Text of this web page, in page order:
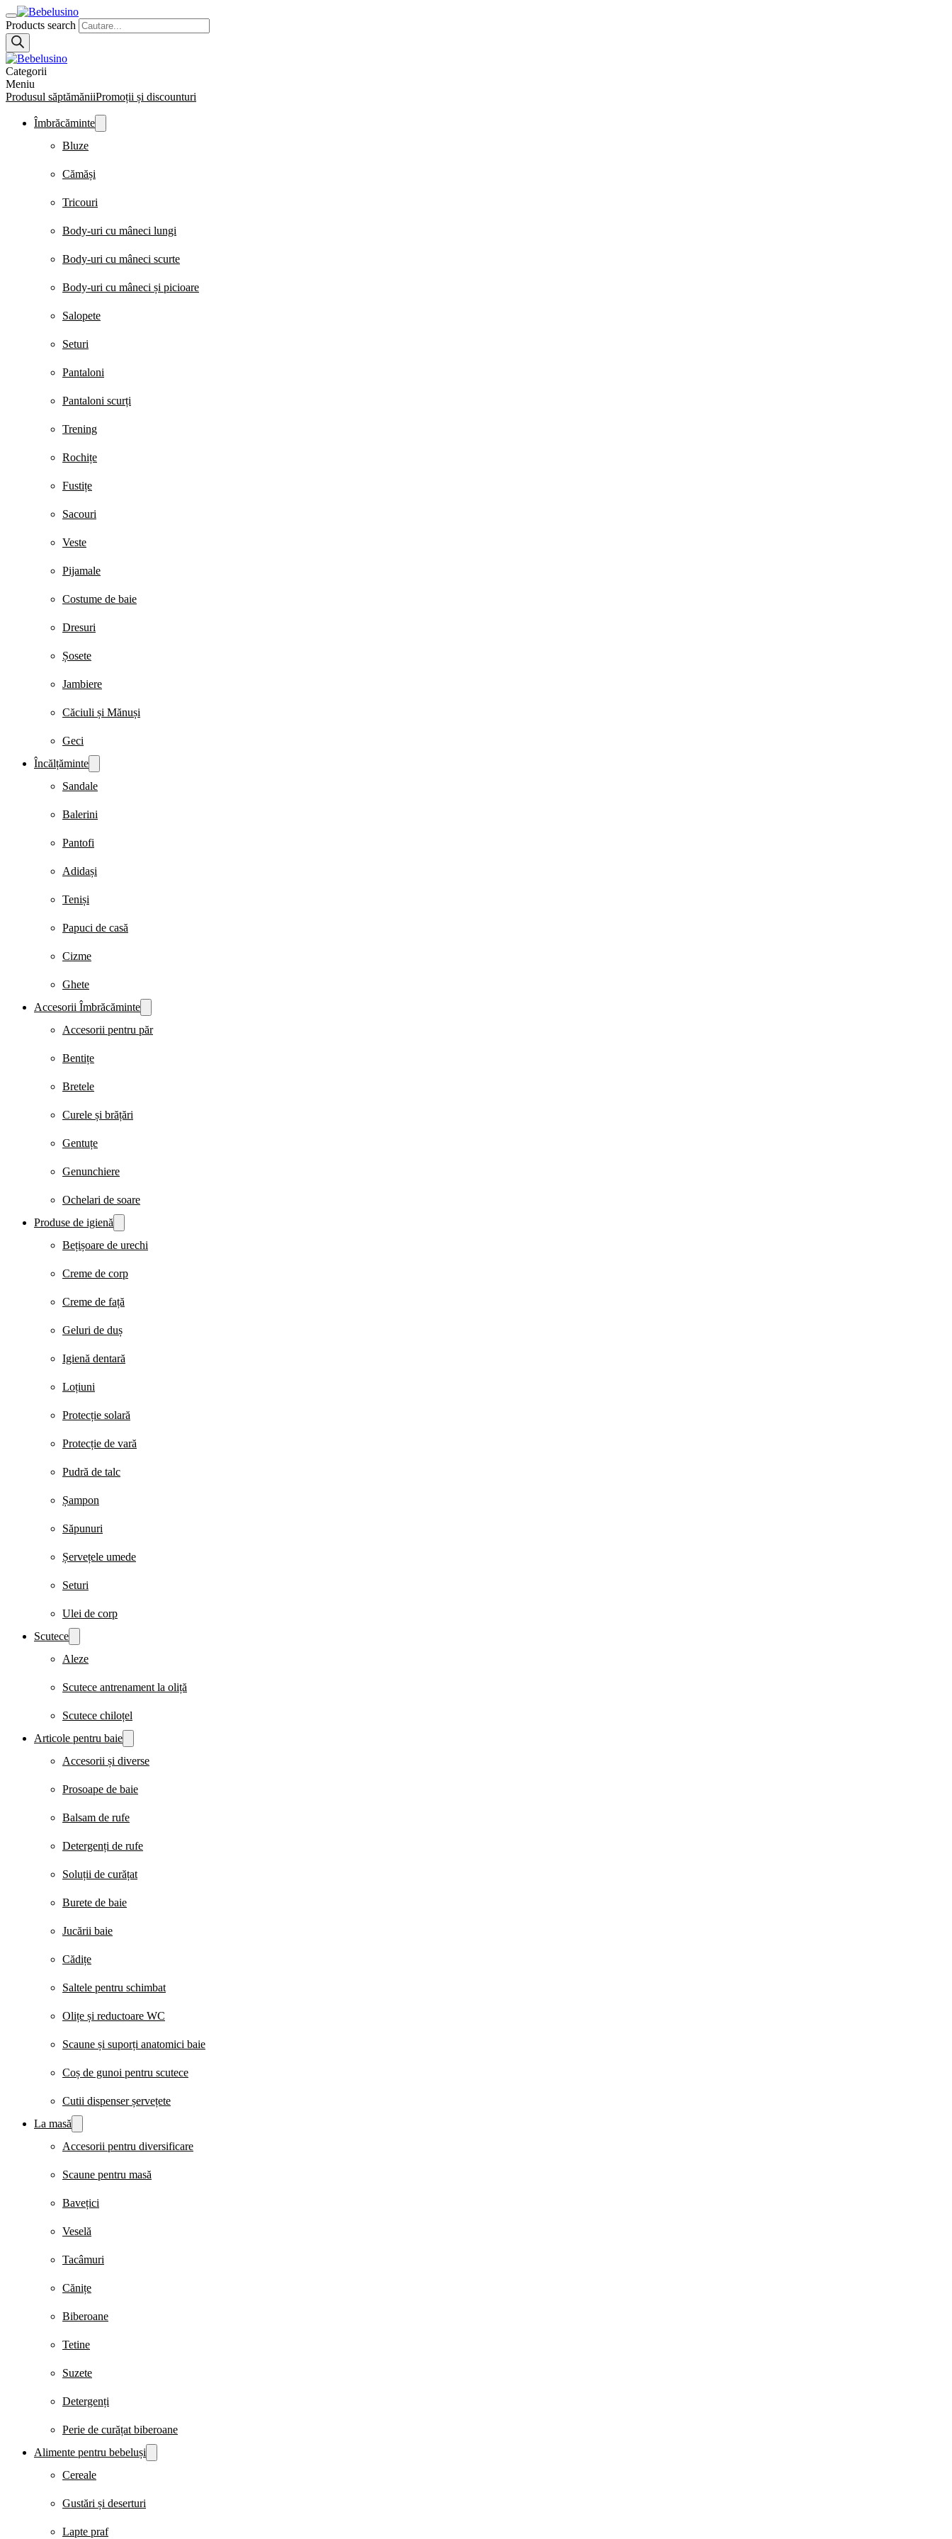
Products search
Categorii
Meniu
Produsul săptămăniiPromoții și discounturi
Îmbrăcăminte
Bluze
Cămăși
Tricouri
Body-uri cu mâneci lungi
Body-uri cu mâneci scurte
Body-uri cu mâneci și picioare
Salopete
Seturi
Pantaloni
Pantaloni scurți
Trening
Rochițe
Fustițe
Sacouri
Veste
Pijamale
Costume de baie
Dresuri
Șosete
Jambiere
Căciuli și Mănuși
Geci
Încălțăminte
Sandale
Balerini
Pantofi
Adidași
Teniși
Papuci de casă
Cizme
Ghete
Accesorii Îmbrăcăminte
Accesorii pentru păr
Bentițe
Bretele
Curele și brățări
Gentuțe
Genunchiere
Ochelari de soare
Produse de igienă
Bețișoare de urechi
Creme de corp
Creme de față
Geluri de duș
Igienă dentară
Loțiuni
Protecție solară
Protecție de vară
Pudră de talc
Șampon
Săpunuri
Șervețele umede
Seturi
Ulei de corp
Scutece
Aleze
Scutece antrenament la oliță
Scutece chiloțel
Articole pentru baie
Accesorii și diverse
Prosoape de baie
Balsam de rufe
Detergenți de rufe
Soluții de curățat
Burete de baie
Jucării baie
Cădițe
Saltele pentru schimbat
Olițe și reductoare WC
Scaune și suporți anatomici baie
Coș de gunoi pentru scutece
Cutii dispenser șervețete
La masă
Accesorii pentru diversificare
Scaune pentru masă
Bavețici
Veselă
Tacâmuri
Cănițe
Biberoane
Tetine
Suzete
Detergenți
Perie de curățat biberoane
Alimente pentru bebeluși
Cereale
Gustări și deserturi
Lapte praf